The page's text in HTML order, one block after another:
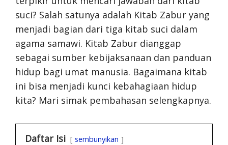
suci? Salah satunya adalah Kitab Zabur yang
menjadi bagian dari tiga kitab suci dalam
agama samawi. Kitab Zabur dianggap
sebagai sumber kebijaksanaan dan panduan
hidup bagi umat manusia. Bagaimana kitab
ini bisa menjadi kunci kebahagiaan hidup
kita? Mari simak pembahasan selengkapnya.
Daftar Isi sembunyikan